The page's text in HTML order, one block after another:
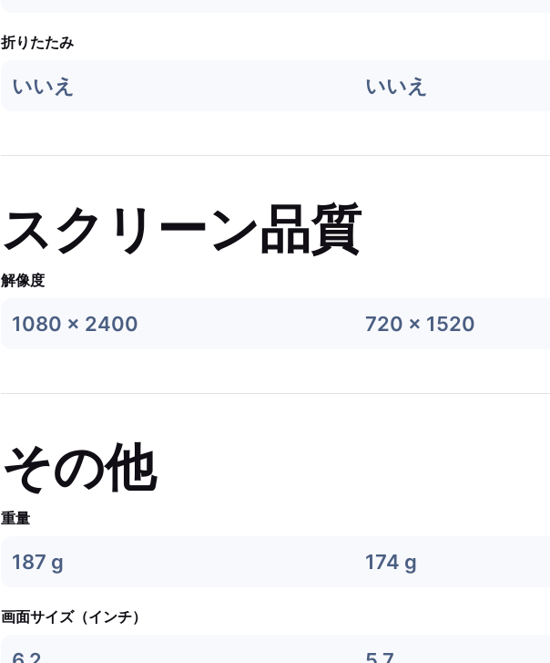
折りたたみ
いいえ いいえ
スクリーン品質
解像度
1080 x 2400 720 x 1520
その他
重量
187 g 174 g
画面サイズ（インチ）